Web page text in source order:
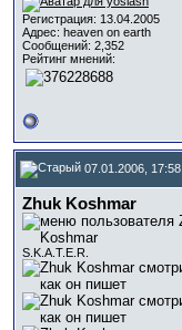
Регистрация: 13.04.2005
Адрес: heaven on earth
Сообщений: 2,352
Рейтинг мнений:
07.01.2006, 17:58
Zhuk Koshmar
S.K.A.T.E.R.